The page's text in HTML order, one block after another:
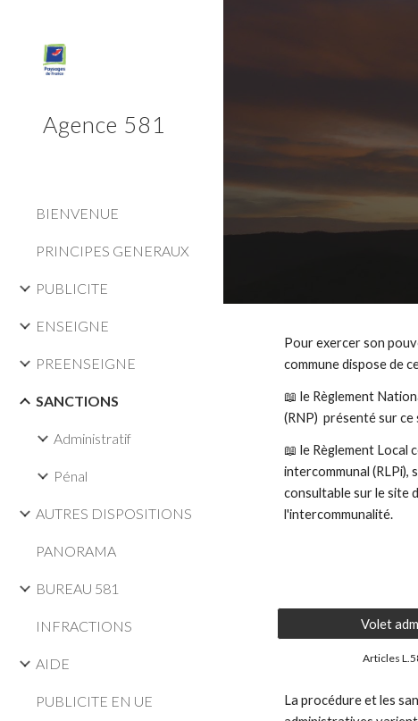
Agence 581
BIENVENUE
PRINCIPES GENERAUX
PUBLICITE
ENSEIGNE
PREENSEIGNE
SANCTIONS
Administratif
Pénal
AUTRES DISPOSITIONS
PANORAMA
BUREAU 581
INFRACTIONS
AIDE
PUBLICITE EN UE
Pour exercer son
commune dispose de
📖le Règlement
(RNP) présenté sur ce
📖le Règlement Local
intercommunal (RLPi),
consultable sur le site
l'intercommunalité.
Volet
Articles
La procédure et les